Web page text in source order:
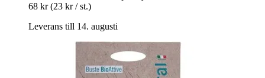
68 kr (23 kr / st.)
Leverans till 14. augusti